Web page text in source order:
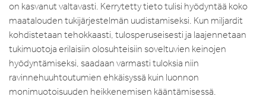
on kasvanut valtavasti. Kerrytetty tieto tulisi hyödyntää koko
maatalouden tukijärjestelmän uudistamiseksi. Kun miljardit
kohdistetaan tehokkaasti, tulosperuseisesti ja laajennetaan
tukimuotoja erilaisiin olosuhteisiin soveltuvien keinojen
hyödyntämiseksi, saadaan varmasti tuloksia niin
ravinnehuuhtoutumien ehkäisyssä kuin luonnon
monimuotoisuuden heikkenemisen kääntämisessä.